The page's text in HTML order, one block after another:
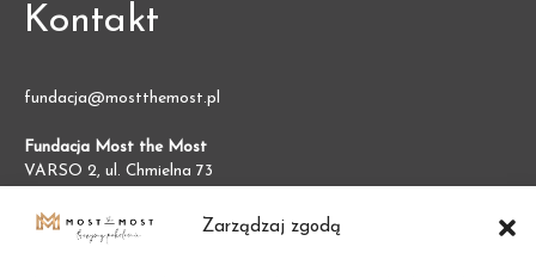
Zarządzaj zgodą
Kontakt
fundacja@mostthemost.pl
Fundacja Most the Most
VARSO 2, ul. Chmielna 73
NIP:7011002609
REGON:387474695